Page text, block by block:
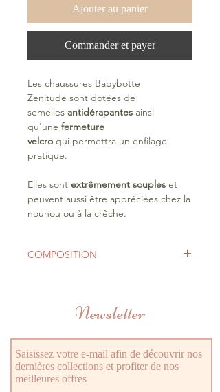
Ajouter au panier
Commander et payer
Les chaussures Babybotte
Zenitude sont dotées de
semelles antidérapantes ainsi
qu'une fermeture
velcro qui permettra un enfilage
pratique.
Elles sont extrêmement souples et
peuvent aussi être appréciées chez la
nounou ou à la crêche.
COMPOSITION
Semelle Intérieure Cuir
Newsletter
Saisissez votre e-mail afin de découvrir nos
dernières collections et profiter de nos
meilleures offres